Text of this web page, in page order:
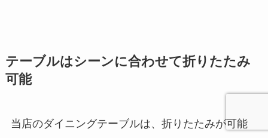
テーブルはシーンに合わせて折りたたみ
可能
当店のダイニングテーブルは、折りたたみが可能